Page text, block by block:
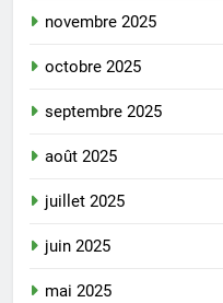
novembre 2025
octobre 2025
septembre 2025
août 2025
juillet 2025
juin 2025
mai 2025